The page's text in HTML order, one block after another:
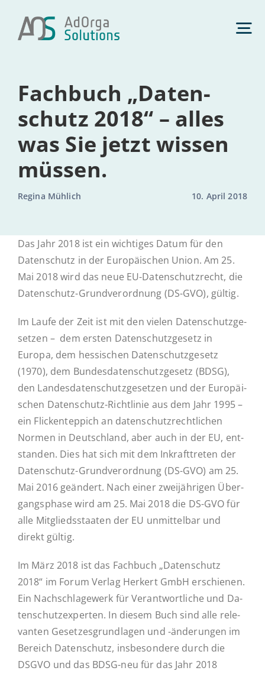
Inhalt
springen
Management­beratung
Über uns
Ak­tu­el­les
Kontakt
Fach­buch „Daten­
schutz 2018“ – alles
was Sie jetzt wissen
müssen.
Regina Mühlich 10. April 2018
Das Jahr 2018 ist ein wich­ti­ges Datum für den
Daten­schutz in der Eu­ro­päi­schen Union. Am 25.
Mai 2018 wird das neue EU-Da­­ten­­schut­z­­recht, die
Da­ten­­­schutz-Grun­d­­ver­­or­d­­nung (DS-GVO), gültig.
Im Laufe der Zeit ist mit den vielen Da­ten­schutz­ge­
set­zen – dem ersten Da­ten­schutz­ge­setz in
Europa, dem hes­si­schen Da­ten­schutz­ge­setz
(1970), dem Bun­des­da­ten­schutz­ge­setz (BDSG),
den Lan­des­da­ten­schutz­ge­set­zen und der Eu­ro­päi­
schen Da­ten­­­schutz-Rich­t­­li­­nie aus dem Jahr 1995 –
ein Fli­cken­tep­pich an da­ten­schutz­recht­li­chen
Normen in Deutsch­land, aber auch in der EU, ent­
stan­den. Dies hat sich mit dem In­kraft­tre­ten der
Da­ten­­­schutz-Grun­d­­ver­­or­d­­nung (DS-GVO) am 25.
Mai 2016 ge­än­dert. Nach einer zwei­jäh­ri­gen Über­
gangs­pha­se wird am 25. Mai 2018 die DS-GVO für
alle Mit­glieds­staa­ten der EU un­mit­tel­bar und
direkt gültig.
Im März 2018 ist das Fach­buch „Daten­schutz
2018“ im Forum Verlag Herkert GmbH er­schie­nen.
Ein Nach­schla­ge­werk für Ver­ant­wort­li­che und Da­
ten­schutz­ex­per­ten. In diesem Buch sind alle re­le­
van­ten Ge­set­zes­grund­la­gen und -än­de­run­gen im
Bereich Daten­schutz, ins­be­son­de­re durch die
DSGVO und das BDSG-neu für das Jahr 2018